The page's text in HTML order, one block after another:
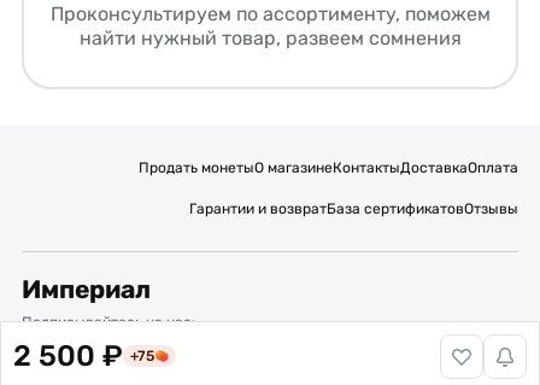
2 500 ₽ +75
Проконсультируем по ассортименту, поможем
найти нужный товар, развеем сомнения
Продать монетыО магазинеКонтактыДоставкаОплата
Гарантии и возвратБаза сертификатовОтзывы
Империал
Подписывайтесь на нас:
Вакансии